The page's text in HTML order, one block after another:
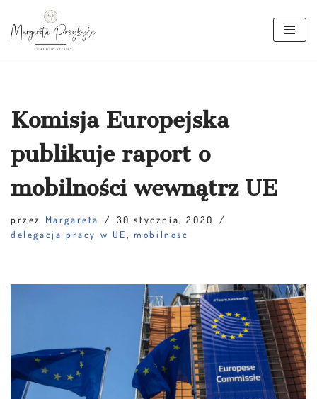
Przejdź
Komisja Europejska
publikuje raport o
mobilności wewnątrz UE
przez Margareta
30 stycznia, 2020
delegacja pracy w UE ,mobilnosc